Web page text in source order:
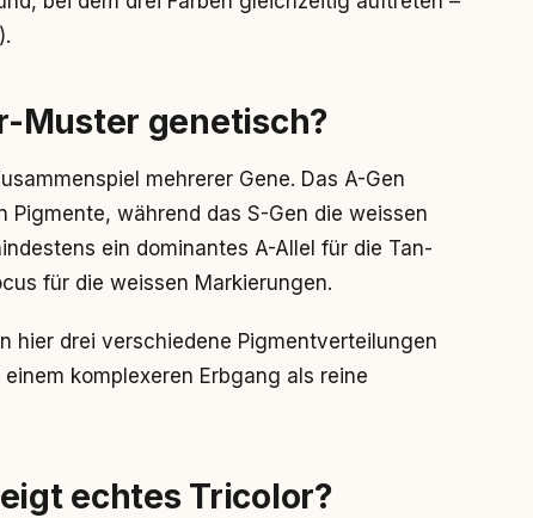
Muster genetisch?
mehrerer Gene. Das A-Gen
während das S-Gen die weissen
ein dominantes A-Allel für die Tan-
für die weissen Markierungen.
hier drei verschiedene Pigmentverteilungen
komplexeren Erbgang als reine
echtes Tricolor?